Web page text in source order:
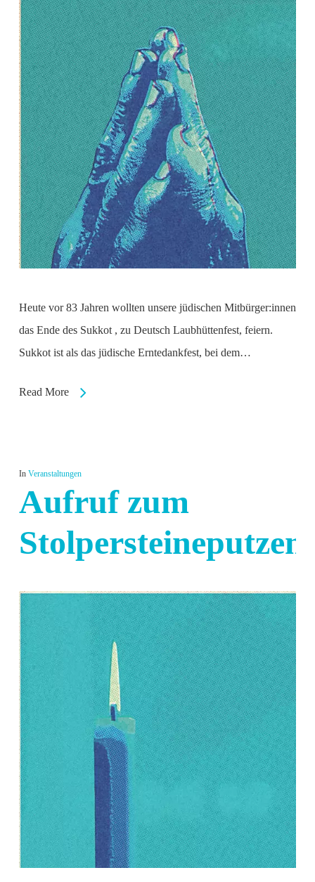
Heute vor 83 Jahren wollten unsere jüdischen Mitbürger:innen
das Ende des Sukkot , zu Deutsch Laubhüttenfest, feiern.
Sukkot ist als das jüdische Erntedankfest, bei dem…
Read More
In Veranstaltungen
Aufruf zum
Stolpersteineputzen!